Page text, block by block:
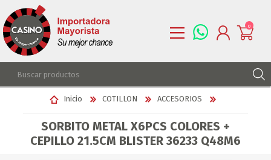
REGISTRARSE
LISTA DE DESEOS
0
Inicio COTILLON ACCESORIOS
SORBITO METAL X6PCS COLORES +
CEPILLO 21.5CM BLISTER 36233 Q48M6